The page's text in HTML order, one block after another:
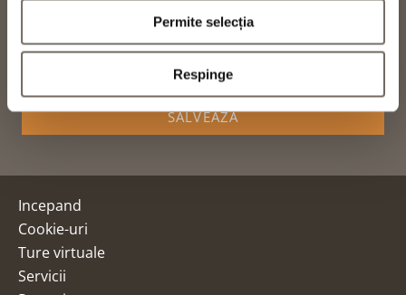
Permite selecția
Respinge
PRIMIȚI OFERTE SPECIALE
SALVEAZĂ
Incepand
Cookie-uri
Ture virtuale
Servicii